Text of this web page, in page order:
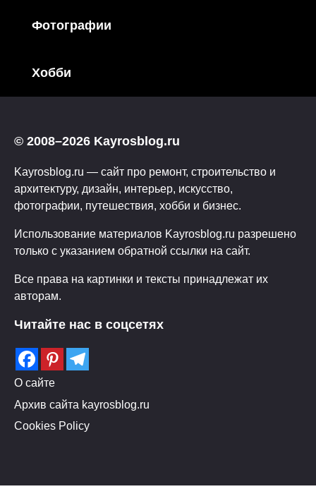
Фотографии
Хобби
© 2008–2026 Kayrosblog.ru
Kayrosblog.ru — сайт про ремонт, строительство и
архитектуру, дизайн, интерьер, искусство,
фотографии, путешествия, хобби и бизнес.
Использование материалов Kayrosblog.ru разрешено
только с указанием обратной ссылки на сайт.
Все права на картинки и тексты принадлежат их
авторам.
Читайте нас в соцсетях
О сайте
Архив сайта kayrosblog.ru
Cookies Policy